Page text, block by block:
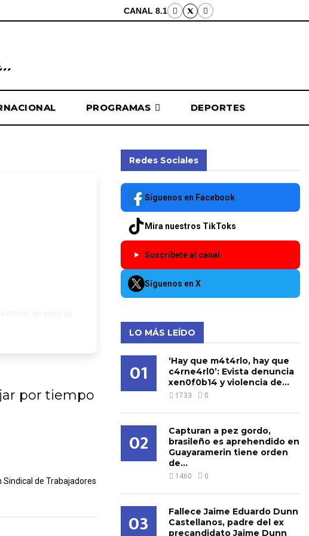
CANAL 8.1
PROGRAMAS DEPORTES
por tiempo
Sindical de Trabajadores
Redes Sociales
Síguenos en Facebook
Mira nuestros TikToks
Suscríbete al canal
Síguenos en X
LO MÁS LEÍDO
01
‘Hay que m4t4rlo, hay que
c4rne4rl0’: Evista denuncia
xen0f0b14 y violencia de...
1733 0
02
Capturan a pez gordo,
brasileño es aprehendido en
Guayaramerin tiene orden
de...
1460 0
03
Fallece Jaime Eduardo Dunn
Castellanos, padre del ex
precandidato Jaime Dunn